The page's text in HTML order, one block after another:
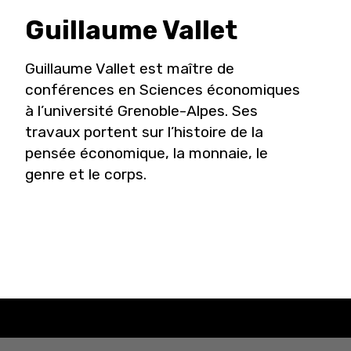
GuillaumeVallet
Guillaume Vallet est maître de
conférences en Sciences économiques
à l’université Grenoble-Alpes. Ses
travaux portent sur l’histoire de la
pensée économique, la monnaie, le
genre et le corps.